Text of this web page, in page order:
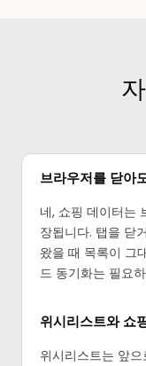
브라우저를 닫아
네, 쇼핑 데이터는
장됩니다. 탭을 닫
왔을 때 목록이 그
드 동기화는 필요
위시리스트와 쇼
위시리스트는 앞